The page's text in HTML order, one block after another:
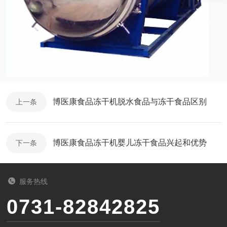
上一条 博医康食品冻干机脱水食品与冻干食品区别
下一条 博医康食品冻干机婴儿冻干食品兴起和优势
服务热线
0731-82842825